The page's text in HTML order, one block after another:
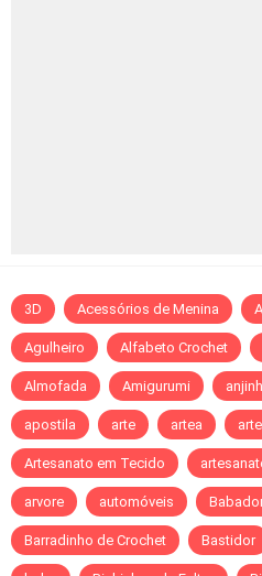
3D Acessórios de Menina
Agulheiro Alfabeto Crochet
Almofada Amigurumi
apostila arte artea
Artesanato em Tecido
arvore automóveis
Barradinho de Crochet Bastidor